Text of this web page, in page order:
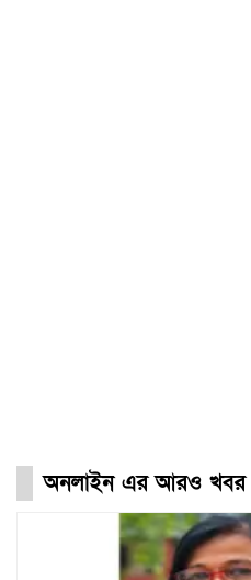
অনলাইন এর আরও খবর